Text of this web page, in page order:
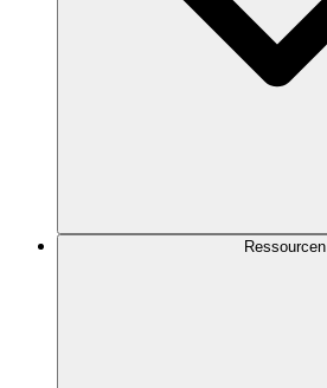
Ressourcen